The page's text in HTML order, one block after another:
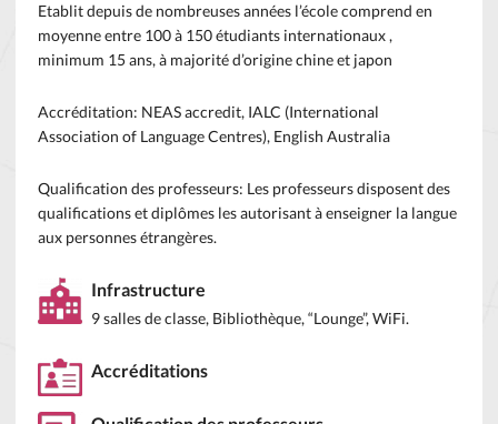
Etablit depuis de nombreuses années l’école comprend en
moyenne entre 100 à 150 étudiants internationaux ,
minimum 15 ans, à majorité d’origine chine et japon
Accréditation: NEAS accredit, IALC (International
Association of Language Centres), English Australia
Qualification des professeurs: Les professeurs disposent des
qualifications et diplômes les autorisant à enseigner la langue
aux personnes étrangères.
Infrastructure
9 salles de classe, Bibliothèque, “Lounge”, WiFi.
Accréditations